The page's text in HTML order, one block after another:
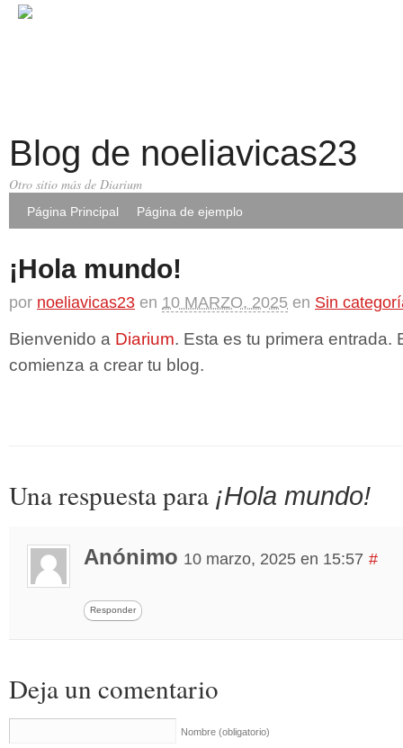
Blog de noeliavicas23
Otro sitio más de Diarium
Página Principal Página de ejemplo
¡Hola mundo!
por noeliavicas23 en 10 MARZO, 2025 en Sin
Bienvenido a Diarium. Esta es tu primera entrada.
comienza a crear tu blog.
Una respuesta para ¡Hola mundo!
Anónimo 10 marzo, 2025 en 15:57 #
Responder
Deja un comentario
Nombre (obligatorio)